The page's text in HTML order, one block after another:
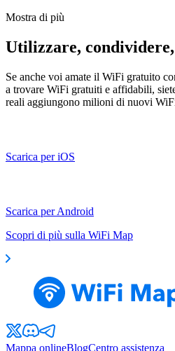
Mostra di più
Utilizzare,
Se anche voi amate il WiFi gratuito
a trovare WiFi gratuiti e affidabili,
reali aggiungono milioni di nuovi
Scarica per iOS
Scarica per Android
Scopri di più sulla WiFi Map
Mappa onlineBlogCentro assistenza